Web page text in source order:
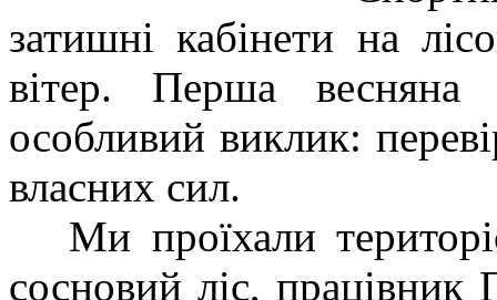
затишні кабінети на
вітер. Перша
особливий виклик:
власних сил.
Ми проїхали
сосновий ліс, працівник